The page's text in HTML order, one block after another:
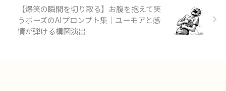
【爆笑の瞬間を切り取る】お腹を抱えて笑
うポーズのAIプロンプト集｜ユーモアと感
情が弾ける構図演出